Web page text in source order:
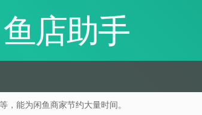
鱼店助手
能为闲鱼商家节约大量时间。